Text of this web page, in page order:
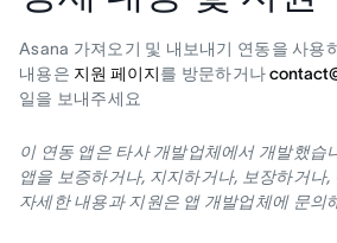
Asana 가져오기 및 내보내기 연동을 사용
내용은 지원 페이지를 방문하거나
일을 보내주세요
이 연동 앱은 타사 개발업체에서 개발했습
앱을 보증하거나, 지지하거나, 보장하거나
자세한 내용과 지원은 앱 개발업체에 문의